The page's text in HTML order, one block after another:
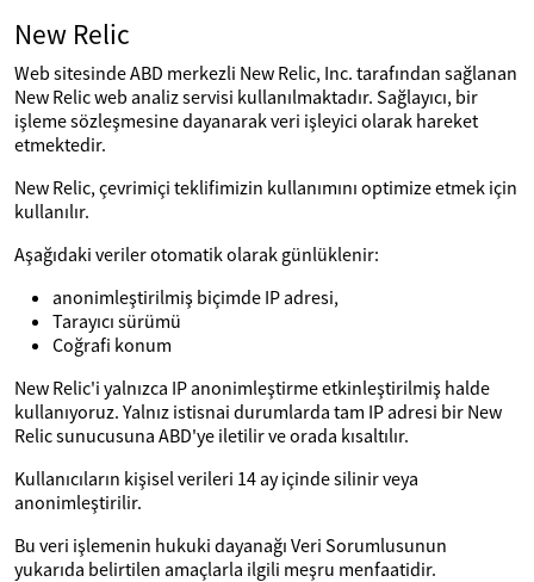
New Relic
Web sitesinde ABD merkezli New Relic, Inc. tarafından sağlanan
New Relic web analiz servisi kullanılmaktadır. Sağlayıcı, bir
işleme sözleşmesine dayanarak veri işleyici olarak hareket
etmektedir.
New Relic, çevrimiçi teklifimizin kullanımını optimize etmek için
kullanılır.
Aşağıdaki veriler otomatik olarak günlüklenir:
anonimleştirilmiş biçimde IP adresi,
Tarayıcı sürümü
Coğrafi konum
New Relic'i yalnızca IP anonimleştirme etkinleştirilmiş halde
kullanıyoruz. Yalnız istisnai durumlarda tam IP adresi bir New
Relic sunucusuna ABD'ye iletilir ve orada kısaltılır.
Kullanıcıların kişisel verileri 14 ay içinde silinir veya
anonimleştirilir.
Bu veri işlemenin hukuki dayanağı Veri Sorumlusunun
yukarıda belirtilen amaçlarla ilgili meşru menfaatidir.